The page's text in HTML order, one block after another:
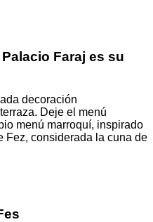
Faraj es su
decoración
Deje el menú
menú marroquí, inspirado
Fez, considerada la cuna de